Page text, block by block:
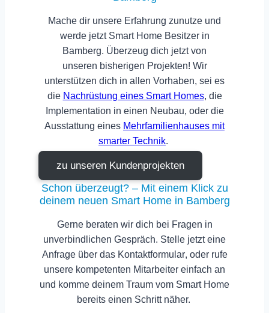
Mache dir unsere Erfahrung zunutze und
werde jetzt Smart Home Besitzer in
Bamberg. Überzeug dich jetzt von
unseren bisherigen Projekten! Wir
unterstützen dich in allen Vorhaben, sei es
die Nachrüstung eines Smart Homes, die
Implementation in einen Neubau, oder die
Ausstattung eines Mehrfamilienhauses mit
smarter Technik.
zu unseren Kundenprojekten
Schon überzeugt? – Mit einem Klick zu
deinem neuen Smart Home in Bamberg
Gerne beraten wir dich bei Fragen in
unverbindlichen Gespräch. Stelle jetzt eine
Anfrage über das Kontaktformular, oder rufe
unsere kompetenten Mitarbeiter einfach an
und komme deinem Traum vom Smart Home
bereits einen Schritt näher.